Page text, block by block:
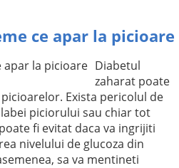
ce apar la picioare
Diabetul
zaharat poate
Exista pericolul de
piciorului sau chiar tot
fi evitat daca va ingrijiti
nivelului de glucoza din
sa va mentineti